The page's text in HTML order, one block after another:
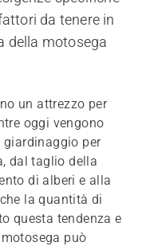
da tenere in
della motosega
un attrezzo per
oggi vengono
per
dal taglio della
di alberi e alla
la quantità di
questa tendenza e
può